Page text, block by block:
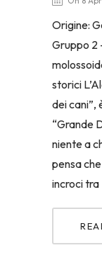
Origine:
Gruppo 2
storici
dei cani”,
“Grande
niente a
pensa
incroci